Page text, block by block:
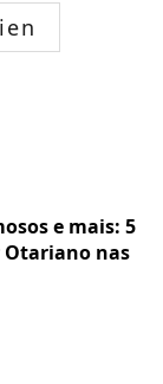
e mais: 5
nas